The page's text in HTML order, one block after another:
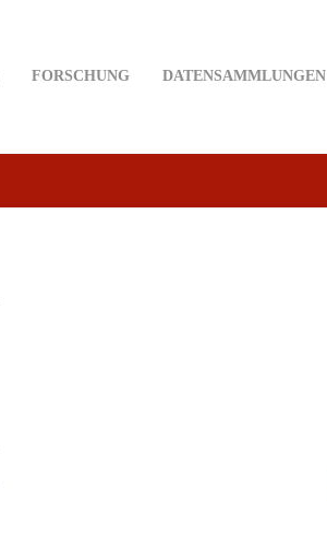
FORSCHUNG DATENSAMMLUNGEN